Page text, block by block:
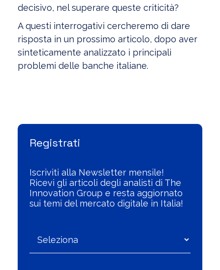
decisivo, nel superare queste criticità?
A questi interrogativi cercheremo di dare
risposta in un prossimo articolo, dopo aver
sinteticamente analizzato i principali
problemi delle banche italiane.
Registrati
Iscriviti alla Newsletter mensile!
Ricevi gli articoli degli analisti di The
Innovation Group e resta aggiornato
sui temi del mercato digitale in Italia!